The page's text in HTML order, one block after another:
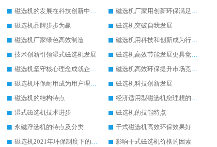
磁选机的发展在科技创新中成为焦点
磁选机厂家用创新环保满足市发展
磁选机品牌步步为赢
磁选机突破自我发展
磁选机厂家绿色高效制造
磁选机用科技和创新成为行业中的顶梁柱
技术创新引领湿式磁选机发展
磁选机高效节能发展更具竞争力
磁选机坚守核心理念成就企业辉煌
磁选机高效环保提升市场竞争力
磁选机环保耐用成为用户理想选择
磁选机科技创新发展
磁选机的结构特点
经济适用型磁选机您理想的选择
湿式磁选机技术进步
磁选机的技能特点
永磁浮选机的特点及分类
干式磁选机高效环保效果好
磁选机2021年环保制度下的发展出路
影响干式磁选机价格的因素